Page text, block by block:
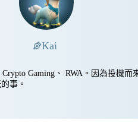
Kai
Gaming、 RWA。因為投機而
事。